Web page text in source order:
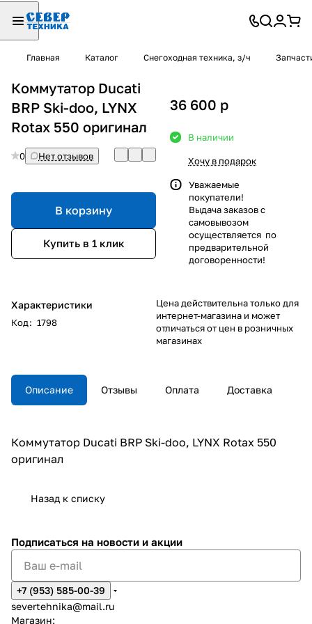
Главная Каталог Снегоходная техника, з/ч
Коммутатор Ducati
BRP Ski-doo, LYNX
Rotax 550 оригинал
0 Нет отзывов
В корзину
Купить в 1 клик
Характеристики
Код: 1798
36 600 p
В наличии
Хочу в подарок
Уважаемые
покупатели!
Выдача заказов с
самовывозом
осуществляется по
предварительной
договоренности!
Цена действительна только для
интернет-магазина и может
отличаться от цен в розничных
магазинах
Описание Отзывы Оплата Доставка
Коммутатор Ducati BRP Ski-doo, LYNX Rotax 550
оригинал
Назад к списку
Подписаться на новости и акции
+7 (953) 585-00-39
severtehnika@mail.ru
Магазин: